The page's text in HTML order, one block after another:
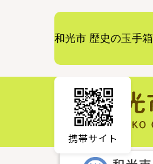
和光市 歴史の玉手箱